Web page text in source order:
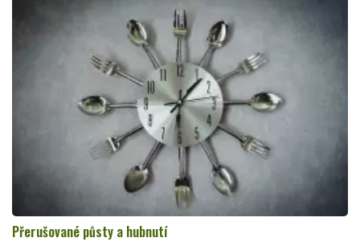
Přerušované půsty a hubnutí